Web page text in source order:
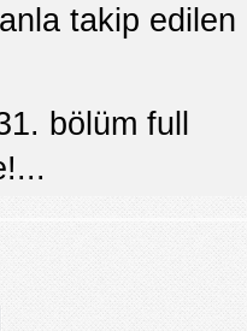
takip edilen
bölüm full